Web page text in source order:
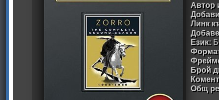
Автор
Линк
Език:
Брой
Общ